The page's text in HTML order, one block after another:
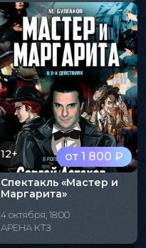
от 1 800 ₽
12+
Спектакль «Мастер и
Маргарита»
4 октября, 18:00
АРЕНА КТЗ